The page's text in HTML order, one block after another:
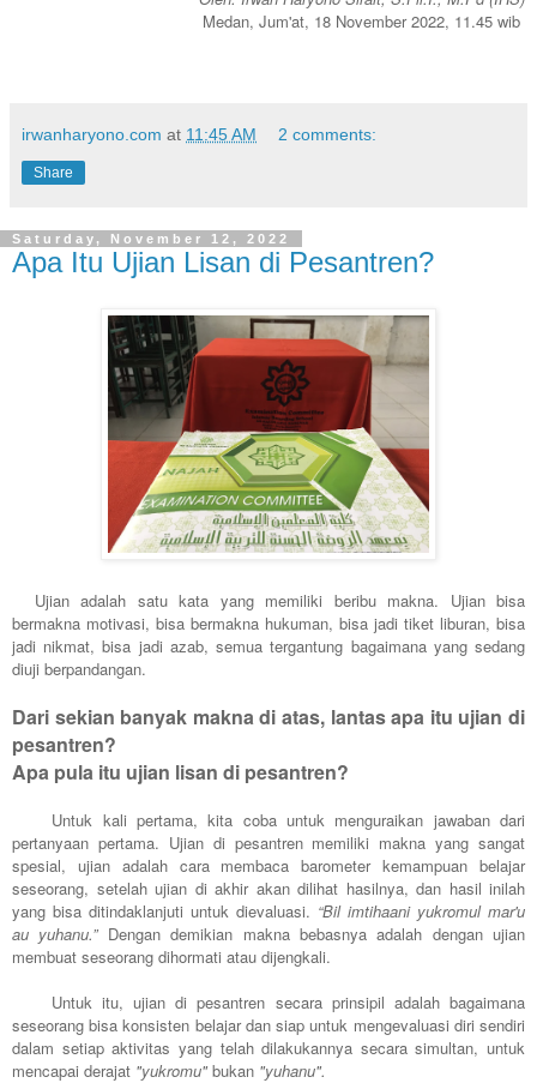
Medan, Jum'at, 18 November 2022, 11.45 wib
irwanharyono.com at 11:45 AM 2 comments:
Share
Saturday, November 12, 2022
Apa Itu Ujian Lisan di Pesantren?
Ujian adalah satu kata yang memiliki beribu makna. Ujian bisa
bermakna motivasi, bisa bermakna hukuman, bisa jadi tiket liburan, bisa
jadi nikmat, bisa jadi azab, semua tergantung bagaimana yang sedang
diuji berpandangan.
Dari sekian banyak makna di atas, lantas apa itu ujian di
pesantren?
Apa pula itu ujian lisan di pesantren?
Untuk kali pertama, kita coba untuk menguraikan jawaban dari
pertanyaan pertama. Ujian di pesantren memiliki makna yang sangat
spesial, ujian adalah cara membaca barometer kemampuan belajar
seseorang, setelah ujian di akhir akan dilihat hasilnya, dan hasil inilah
yang bisa ditindaklanjuti untuk dievaluasi. “Bil imtihaani yukromul mar'u
au yuhanu.”Dengan demikian makna bebasnya adalah dengan ujian
membuat seseorang dihormati atau dijengkali.
Untuk itu, ujian di pesantren secara prinsipil adalah bagaimana
seseorang bisa konsisten belajar dan siap untuk mengevaluasi diri sendiri
dalam setiap aktivitas yang telah dilakukannya secara simultan, untuk
mencapai derajat "yukromu" bukan "yuhanu".